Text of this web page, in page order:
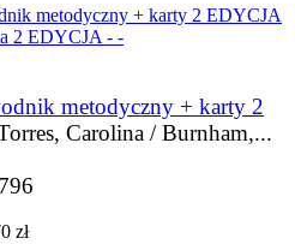
metodyczny + karty 2
Carolina / Burnham,...
zł